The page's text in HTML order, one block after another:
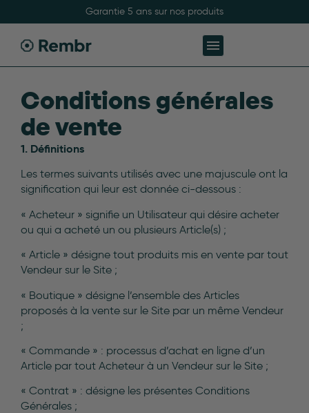
Garantie 5 ans sur nos produits
Conditions générales
de vente
1. Définitions
Les termes suivants utilisés avec une majuscule ont la
signification qui leur est donnée ci-dessous :
« Acheteur » signifie un Utilisateur qui désire acheter
ou qui a acheté un ou plusieurs Article(s) ;
« Article » désigne tout produits mis en vente par tout
Vendeur sur le Site ;
« Boutique » désigne l’ensemble des Articles
proposés à la vente sur le Site par un même Vendeur
;
« Commande » : processus d’achat en ligne d’un
Article par tout Acheteur à un Vendeur sur le Site ;
« Contrat » : désigne les présentes Conditions
Générales ;